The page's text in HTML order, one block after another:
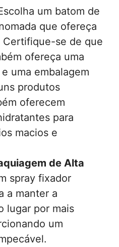
um batom de
que ofereça
Certifique-se de que
ofereça uma
uma embalagem
produtos
oferecem
para
macios e
de Alta
spray fixador
a manter a
lugar por mais
um